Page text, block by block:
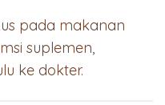
pada makanan
suplemen,
ke dokter.